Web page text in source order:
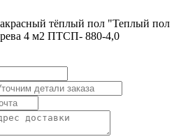
тёплый пол "Теплый пол
4 м2 ПТСП- 880-4,0